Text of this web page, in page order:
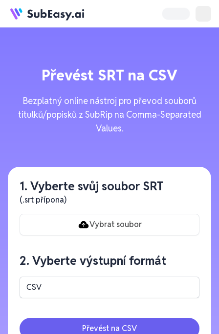
Převést SRT na CSV
Bezplatný online nástroj pro převod souborů
titulků/popisků z SubRip na Comma-Separated
Values.
1. Vyberte svůj soubor SRT
(.srt přípona)
Vybrat soubor
2. Vyberte výstupní formát
CSV
Převést na CSV